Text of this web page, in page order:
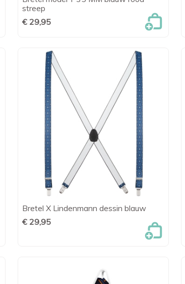
 Snel bekijken
streep
€ 29,95
 Snel bekijken
Bretel X Lindenmann dessin blauw
€ 29,95